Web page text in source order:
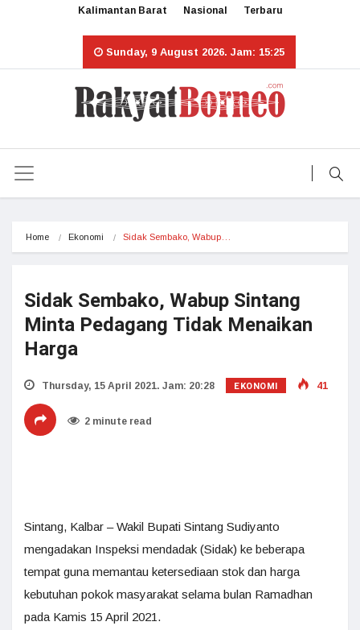
Kalimantan Barat Nasional Terbaru
Sunday, 9 August 2026. Jam: 15:25
Home Ekonomi Sidak Sembako, Wabup…
Sidak Sembako, Wabup Sintang
Minta Pedagang Tidak Menaikan
Harga
Thursday, 15 April 2021. Jam: 20:28 EKONOMI 41
2 minute read
Sintang, Kalbar – Wakil Bupati Sintang Sudiyanto
mengadakan Inspeksi mendadak (Sidak) ke beberapa
tempat guna memantau ketersediaan stok dan harga
kebutuhan pokok masyarakat selama bulan Ramadhan
pada Kamis 15 April 2021.